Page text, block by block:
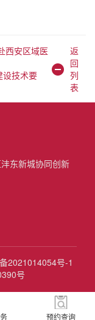
西安区域医
设技术要
返
回
列
表
预约查询
东新城协同创新
2021014054号-1
号